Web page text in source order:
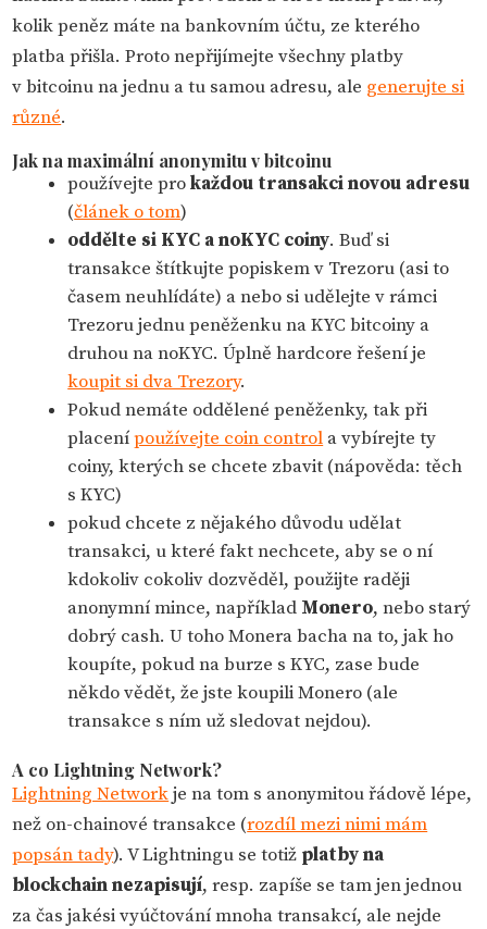
kolik peněz máte na bankovním účtu, ze kterého
platba přišla. Proto nepřijímejte všechny platby
v bitcoinu na jednu a tu samou adresu, ale generujte si
různé.
Jak na maximální anonymitu v bitcoinu
používejte prokaždou transakci novou adresu
(článek o tom)
oddělte si KYC a noKYC coiny. Buď si
transakce štítkujte popiskem v Trezoru (asi to
časem neuhlídáte) a nebo si udělejte v rámci
Trezoru jednu peněženku na KYC bitcoiny a
druhou na noKYC. Úplně hardcore řešení je
koupit si dva Trezory.
Pokud nemáte oddělené peněženky, tak při
placenípoužívejte coin control a vybírejte ty
coiny, kterých se chcete zbavit (nápověda: těch
s KYC)
pokud chcete z nějakého důvodu udělat
transakci, u které fakt nechcete, aby se o ní
kdokoliv cokoliv dozvěděl, použijte raději
anonymní mince, například Monero, nebo starý
dobrý cash. U toho Monera bacha na to, jak ho
koupíte, pokud na burze s KYC, zase bude
někdo vědět, že jste koupili Monero (ale
transakce s ním už sledovat nejdou).
A co Lightning Network?
Lightning Networkje na tom s anonymitou řádově lépe,
než on-chainové transakce (rozdíl mezi nimi mám
popsán tady). V Lightningu se totiž platby na
blockchain nezapisují, resp. zapíše se tam jen jednou
za čas jakési vyúčtování mnoha transakcí, ale nejde